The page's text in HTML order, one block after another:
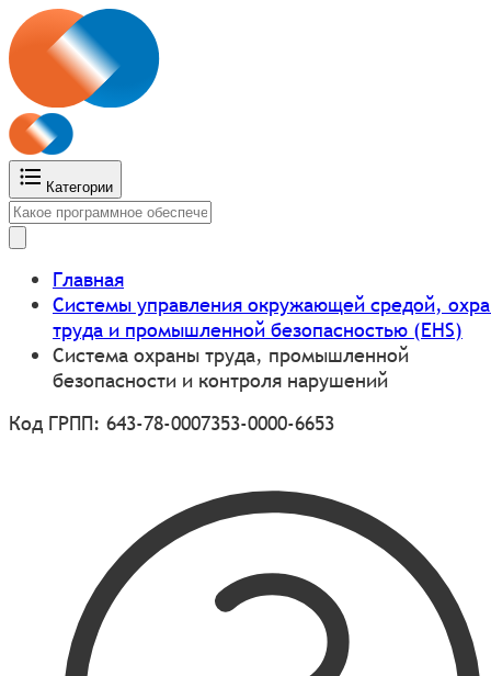
Категории
Главная
Системы управления окружающей средой,
труда и промышленной безопасностью (EHS)
Система охраны труда, промышленной
безопасности и контроля нарушений
Код ГРПП: 643-78-0007353-0000-6653